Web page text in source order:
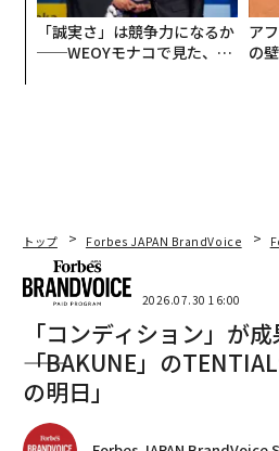
「誠実さ」は競争力になるか
──WEOYモナコで見た、く
ア
の
トップ Forbes JAPAN BrandVoice
2026.07.30 16:00
「コンディション」が
――「BAKUNE」の
の明日」